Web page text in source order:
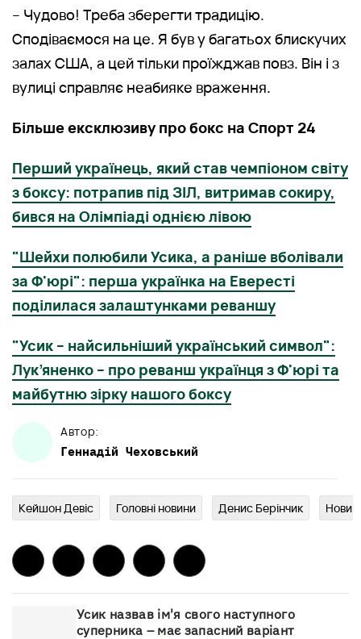
– Чудово! Треба зберегти традицію.
Сподіваємося на це. Я був у багатьох блискучих
залах США, а цей тільки проїжджав повз. Він і з
вулиці справляє неабияке враження.
Більше ексклюзиву про бокс на Спорт 24
Перший українець, який став чемпіоном світу
з боксу: потрапив під ЗІЛ, витримав сокиру,
бився на Олімпіаді однією лівою
"Шейхи полюбили Усика, а раніше вболівали
за Ф'юрі": перша українка на Евересті
поділилася залаштунками реваншу
"Усик – найсильніший український символ":
Лук’яненко – про реванш українця з Ф'юрі та
майбутню зірку нашого боксу
Автор:
Геннадій Чеховський
Кейшон Девіс Головні новини Денис Берінчик
Усик назвав ім'я свого наступного
суперника – має запасний варіант